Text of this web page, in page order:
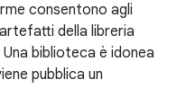
consentono agli
della libreria
biblioteca è idonea
pubblica un